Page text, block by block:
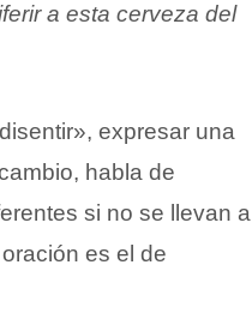
a esta cerveza del
expresar una
habla de
si no se llevan a
es el de